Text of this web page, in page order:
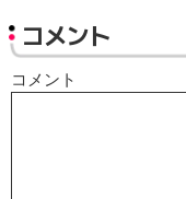
コメント
コメント